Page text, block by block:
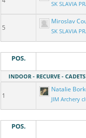
SK SLAVIA
5
Miroslav
SK SLAVIA
POS.
INDOOR - RECURVE -
1
Natalie
JIM Archery
POS.